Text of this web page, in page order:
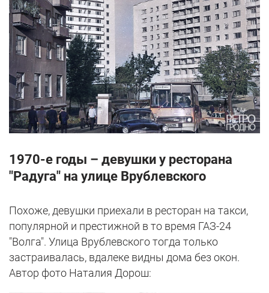
1970-е годы – девушки у ресторана
"Радуга" на улице Врублевского
Похоже, девушки приехали в ресторан на такси,
популярной и престижной в то время ГАЗ-24
"Волга". Улица Врублевского тогда только
застраивалась, вдалеке видны дома без окон.
Автор фото Наталия Дорош: